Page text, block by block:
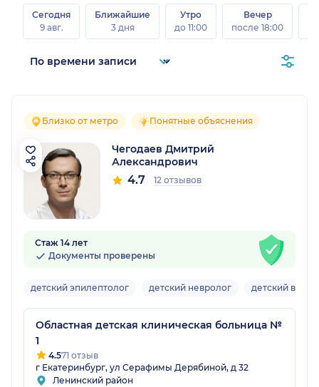
Сегодня
9 авг.
Ближайшие
3 дня
Утро
до 11:00
Вечер
после 18:00
Близко от метро Понятные объяснения
Чегодаев Дмитрий
Александрович
4.7 12 отзывов
Стаж 14 лет
Документы проверены
детский эпилептолог детский невролог детский врач
Областная детская клиническая больница №
1
4.571 отзыв
г Екатеринбург, ул Серафимы Дерябиной, д 32
Ленинский район